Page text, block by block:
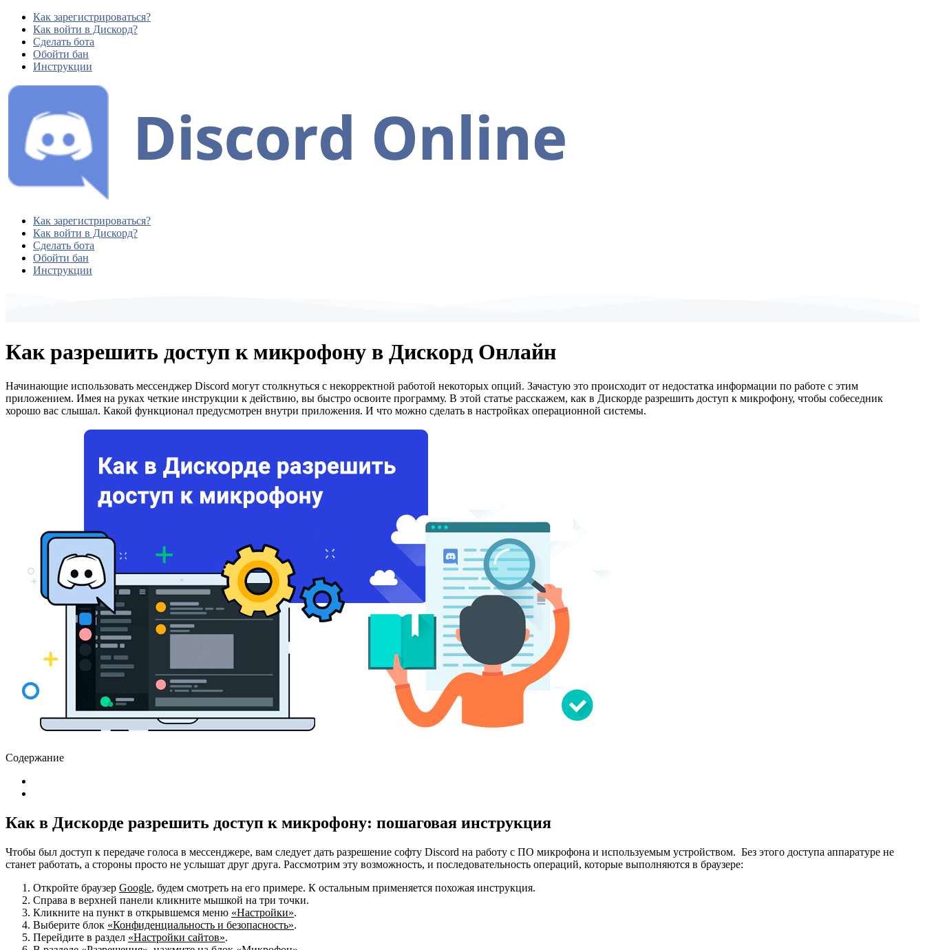
Как зарегистрироваться?
Как войти в Дискорд?
Сделать бота
Обойти бан
Инструкции
Как зарегистрироваться?
Как войти в Дискорд?
Сделать бота
Обойти бан
Инструкции
Как разрешить доступ к микрофону в Дискорд Онлайн
Начинающие использовать мессенджер Discord могут столкнуться с некорректной работой некоторых опций. Зачастую это происходит от недостатка информации по работе с этим
приложением. Имея на руках четкие инструкции к действию, вы быстро освоите программу. В этой статье расскажем, как в Дискорде разрешить доступ к микрофону, чтобы собеседник
хорошо вас слышал. Какой функционал предусмотрен внутри приложения. И что можно сделать в настройках операционной системы.
Содержание
Как в Дискорде разрешить доступ к микрофону: пошаговая инструкция
Чтобы был доступ к передаче голоса в мессенджере, вам следует дать разрешение софту Discord на работу с ПО микрофона и используемым устройством. Без этого доступа аппаратуре не
станет работать, а стороны просто не услышат друг друга. Рассмотрим эту возможность, и последовательность операций, которые выполняются в браузере:
Откройте браузер Google, будем смотреть на его примере. К остальным применяется похожая инструкция.
Справа в верхней панели кликните мышкой на три точки.
Кликните на пункт в открывшемся меню «Настройки».
Выберите блок «Конфиденциальность и безопасность».
Перейдите в раздел «Настройки сайтов».